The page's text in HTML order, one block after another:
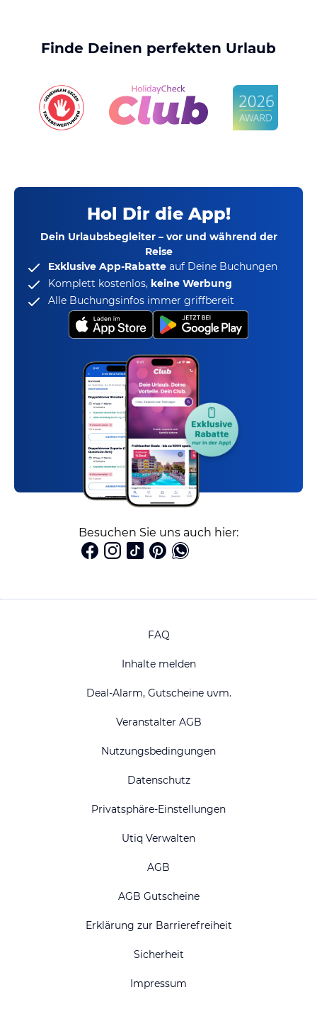
Finde Deinen perfekten Urlaub
Hol Dir die App!
Dein Urlaubsbegleiter – vor und während der
Reise
Exklusive App-Rabatte auf Deine Buchungen
Komplett kostenlos, keine Werbung
Alle Buchungsinfos immer griffbereit
Besuchen Sie uns auch hier:
FAQ
Inhalte melden
Deal-Alarm, Gutscheine uvm.
Veranstalter AGB
Nutzungsbedingungen
Datenschutz
Privatsphäre-Einstellungen
Utiq Verwalten
AGB
AGB Gutscheine
Erklärung zur Barrierefreiheit
Sicherheit
Impressum